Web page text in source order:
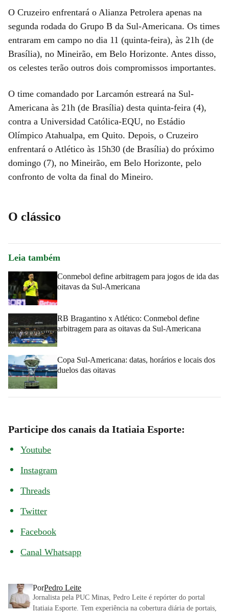
O Cruzeiro enfrentará o Alianza Petrolera apenas na
segunda rodada do Grupo B da Sul-Americana. Os times
entraram em campo no dia 11 (quinta-feira), às 21h (de
Brasília), no Mineirão, em Belo Horizonte. Antes disso,
os celestes terão outros dois compromissos importantes.
O time comandado por Larcamón estreará na Sul-
Americana às 21h (de Brasília) desta quinta-feira (4),
contra a Universidad Católica-EQU, no Estádio
Olímpico Atahualpa, em Quito. Depois, o Cruzeiro
enfrentará o Atlético às 15h30 (de Brasília) do próximo
domingo (7), no Mineirão, em Belo Horizonte, pelo
confronto de volta da final do Mineiro.
O clássico
Leia também
Conmebol define arbitragem para jogos de ida das
oitavas da Sul-Americana
RB Bragantino x Atlético: Conmebol define
arbitragem para as oitavas da Sul-Americana
Copa Sul-Americana: datas, horários e locais dos
duelos das oitavas
Participe dos canais da Itatiaia Esporte:
Youtube
Instagram
Threads
Twitter
Facebook
Canal Whatsapp
PorPedro Leite
Jornalista pela PUC Minas, Pedro Leite é repórter do portal
Itatiaia Esporte. Tem experiência na cobertura diária de portais,